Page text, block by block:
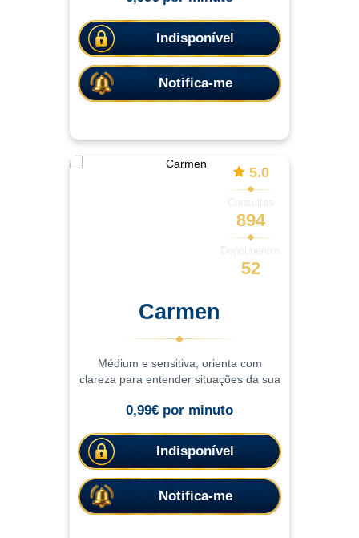
clareza, oferecendo or
Indisponível
Notifica-me
5.0
Consultas
894
Depoimentos
52
Carmen
Médium e sensitiva, orienta com
clareza para entender situações da sua
em cartomancia e nas práticas
compreender situações c
0,99€ por minuto
Indisponível
Notifica-me